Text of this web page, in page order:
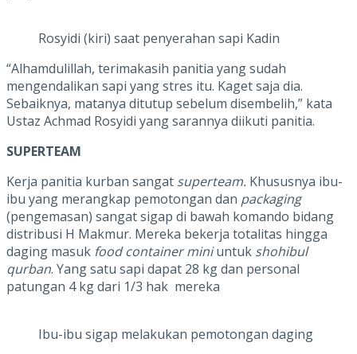
Rosyidi (kiri) saat penyerahan sapi Kadin
“Alhamdulillah, terimakasih panitia yang sudah
mengendalikan sapi yang stres itu. Kaget saja dia.
Sebaiknya, matanya ditutup sebelum disembelih,” kata
Ustaz Achmad Rosyidi yang sarannya diikuti panitia.
SUPERTEAM
Kerja panitia kurban sangat superteam. Khususnya ibu-
ibu yang merangkap pemotongan dan packaging
(pengemasan) sangat sigap di bawah komando bidang
distribusi H Makmur. Mereka bekerja totalitas hingga
daging masuk food container miniuntuk shohibul
qurban. Yang satu sapi dapat 28 kg dan personal
patungan 4 kg dari 1/3 hak mereka
Ibu-ibu sigap melakukan pemotongan daging